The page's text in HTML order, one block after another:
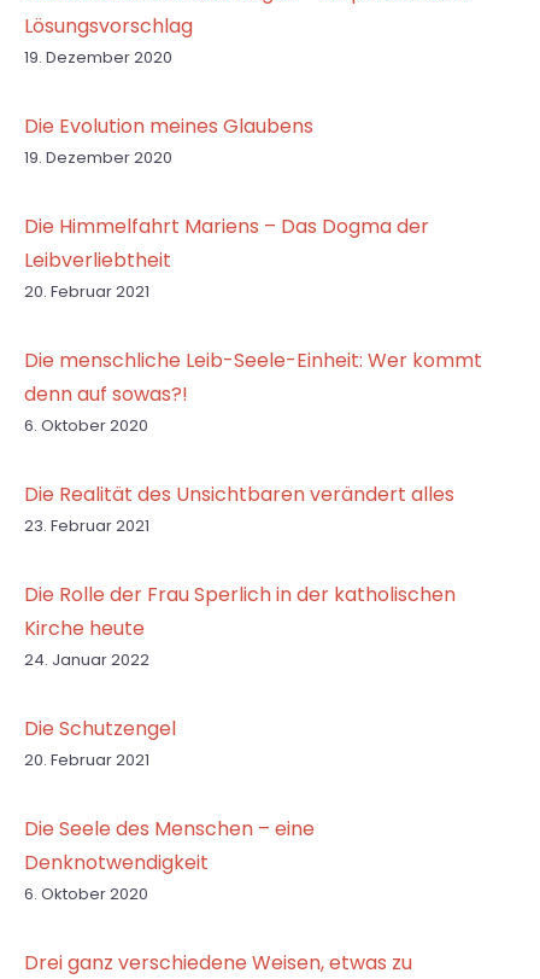
Lösungsvorschlag
19. Dezember 2020
Die Evolution meines Glaubens
19. Dezember 2020
Die Himmelfahrt Mariens – Das Dogma der
Leibverliebtheit
20. Februar 2021
Die menschliche Leib-Seele-Einheit: Wer kommt
denn auf sowas?!
6. Oktober 2020
Die Realität des Unsichtbaren verändert alles
23. Februar 2021
Die Rolle der Frau Sperlich in der katholischen
Kirche heute
24. Januar 2022
Die Schutzengel
20. Februar 2021
Die Seele des Menschen – eine
Denknotwendigkeit
6. Oktober 2020
Drei ganz verschiedene Weisen, etwas zu